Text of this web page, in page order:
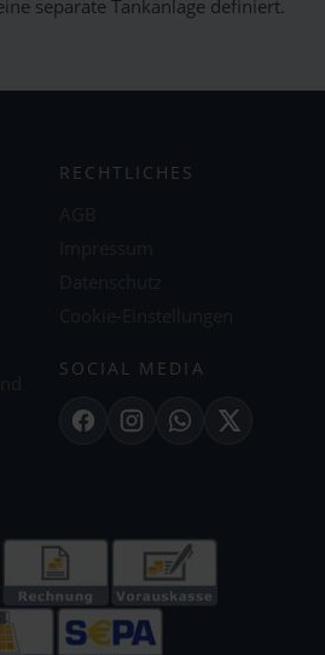
separate Tankanlage definiert.
RECHTLICHES
SOCIAL MEDIA
FacebookInstagramWhatsApp
X